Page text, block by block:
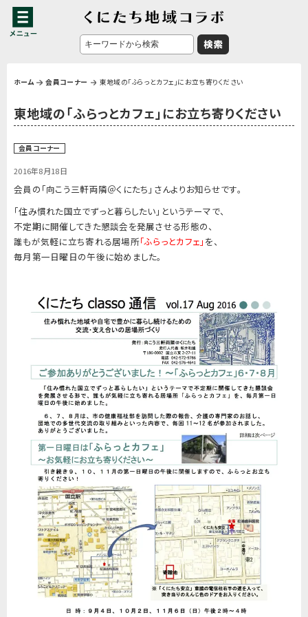
ホーム 会員コーナー 東地域の「ふらっとカフェ」にお立ち寄りください
東地域の「ふらっとカフェ」にお立ち寄りください
会員コーナー
2016年8月18日
会員の 「向こう三軒両隣＠くにたち」 さんよりお知らせです。
「住み慣れた国立でずっと暮らしたい」というテーマで、
不定期に開催してきた懇談会を発展させる形態の、
誰もが気軽に立ち寄れる居場所「ふらっとカフェ」 を、
毎月第一日曜日の午後に始めました。